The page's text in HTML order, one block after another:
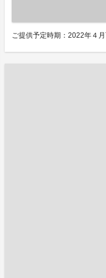
ご提供予定時期：2022年４